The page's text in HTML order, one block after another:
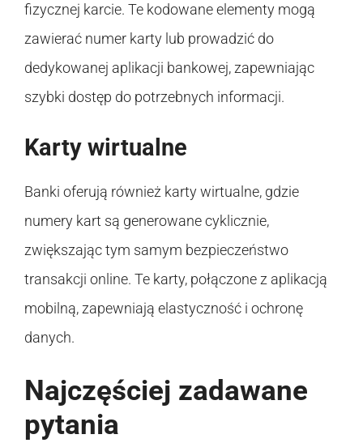
fizycznej karcie. Te kodowane elementy mogą
zawierać numer karty lub prowadzić do
dedykowanej aplikacji bankowej, zapewniając
szybki dostęp do potrzebnych informacji.
Karty wirtualne
Banki oferują również karty wirtualne, gdzie
numery kart są generowane cyklicznie,
zwiększając tym samym bezpieczeństwo
transakcji online. Te karty, połączone z aplikacją
mobilną, zapewniają elastyczność i ochronę
danych.
Najczęściej zadawane
pytania